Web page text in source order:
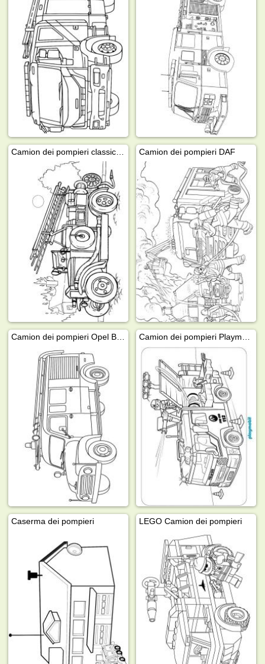
Camion dei pompieri DAF
Caserma dei pompieri LEGO Camion dei pompieri